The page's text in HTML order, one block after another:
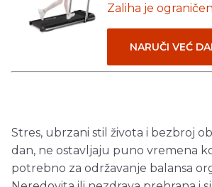
Zaliha je
NARUČI VEĆ
Stres, ubrzani stil života i bezbroj
dan, ne ostavljaju puno vremena
potrebno za održavanje balansa